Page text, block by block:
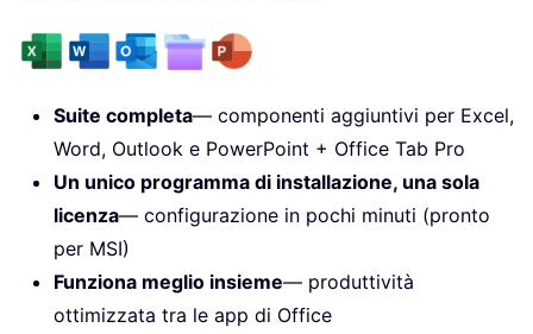
Suite completa— componenti aggiuntivi per Excel,
Word, Outlook e PowerPoint + Office Tab Pro
Un unico programma di installazione, una sola
licenza— configurazione in pochi minuti (pronto
per MSI)
Funziona meglio insieme— produttività
ottimizzata tra le app di Office